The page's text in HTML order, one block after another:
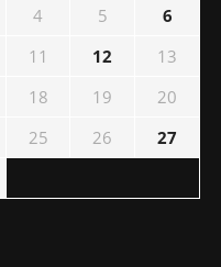
4 5
6
11 12
13
18 19
20
25 26
27